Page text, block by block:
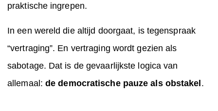
praktische ingrepen.
In een wereld die altijd doorgaat, is tegenspraak
“vertraging”. En vertraging wordt gezien als
sabotage. Dat is de gevaarlijkste logica van
allemaal: de democratische pauze als obstakel .